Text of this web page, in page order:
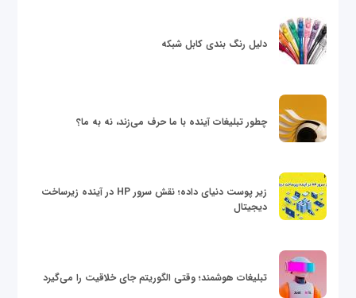
دلیل رنگ بندی کابل شبکه
چطور تبلیغات آینده با ما حرف می‌زند، نه به ما؟
زیر پوست دنیای داده؛ نقش سرور HP در آینده زیرساخت
دیجیتال
تبلیغات هوشمند؛ وقتی الگوریتم جای خلاقیت را می‌گیرد